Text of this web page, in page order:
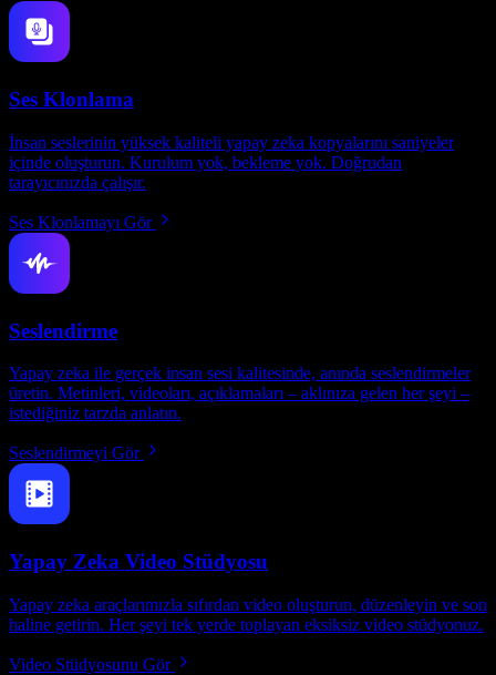
Ses Klonlama
İnsan seslerinin yüksek kaliteli yapay zeka kopyalarını saniyeler
içinde oluşturun. Kurulum yok, bekleme yok. Doğrudan
tarayıcınızda çalışır.
Ses Klonlamayı Gör
Seslendirme
Yapay zeka ile gerçek insan sesi kalitesinde, anında seslendirmeler
üretin. Metinleri, videoları, açıklamaları – aklınıza gelen her şeyi –
istediğiniz tarzda anlatın.
Seslendirmeyi Gör
Yapay Zeka Video Stüdyosu
Yapay zeka araçlarımızla sıfırdan video oluşturun, düzenleyin ve son
haline getirin. Her şeyi tek yerde toplayan eksiksiz video stüdyonuz.
Video Stüdyosunu Gör